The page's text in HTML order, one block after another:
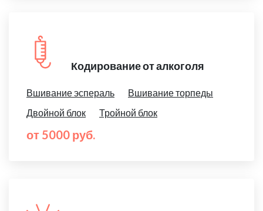
Кодирование от алкоголя
Вшивание эспераль
Вшивание торпеды
Двойной блок
Тройной блок
от 5000 руб.